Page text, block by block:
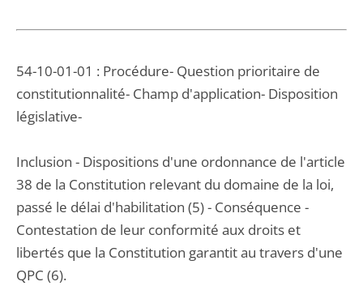
54-10-01-01 : Procédure- Question prioritaire de
constitutionnalité- Champ d'application- Disposition
législative-
Inclusion - Dispositions d'une ordonnance de l'article
38 de la Constitution relevant du domaine de la loi,
passé le délai d'habilitation (5) - Conséquence -
Contestation de leur conformité aux droits et
libertés que la Constitution garantit au travers d'une
QPC (6).